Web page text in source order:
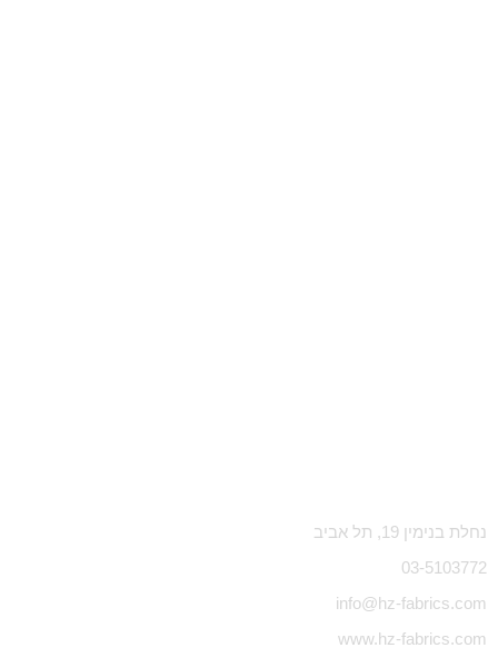
נחלת בנימין 19, תל אביב
03-5103772
info@hz-fabrics.com
www.hz-fabrics.com